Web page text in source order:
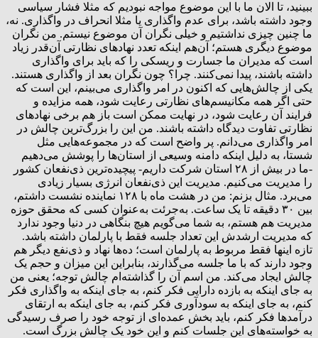
ببینید، تا الان ما با این موضوع مواجه نبودیم که مثلا فشار سیاسی
وجود داشته باشد، برای عدم واگذاری یا مثلا انحراف در واگذاری. نه،
ما چنین چیزی نداشتیم و خیلی نگران آن موضوع نیستم. من نگران
موضوع دیگری هستم؛ آن‌هم اینکه تعدد نهادهای نظارتی آن‌قدر زیاد
است که مدیران ما جسارت و ریسکی را که باید برای واگذاری
داشته باشند، پیدا نمی‌کنند. چرا؟ چون نگران بعد از واگذاری هستند.
یکی از چالش‌هایی که اکنون در امر واگذاری می‌بینم، این است که
حتی اگر همه مکانیسم‌های نظارتی رعایت شود، همه مزایده و
فرایند آن رعایت شود، در نهایت ممکن است باز هم برخی نهادهای
نظارتی تفاوت دیدگاه داشته باشند. من این را بزرگ‌ترین چالش در
امر واگذاری می‌دانم. پر واضح است که در مجموعه‌هایی مثل
شستا، به دلیل اینکه دامنه وسیعی از استان‌ها را پوشش می‌دهیم
-ما در بیش از ۲۸ استان شرکت داریم- پیچیده‌ترین ذی‌نفعان کشور
را مدیریت می‌کنیم. مدیریت این ذی‌نفعان انرژی بسیار زیادی
می‌برد. مثال بزنم: من در هشت ماه با ۱۲۸ نماینده نشست داشتم،
بین ۳۰ دقیقه تا یک ساعت. به‌جرئت به‌عنوان کسی که محقق حوزه
مدیریت هم هستم، به شما می‌گویم هیچ بنگاهی در دنیا وجود ندارد
که مدیریت ارشدش این تعداد جلسه فقط با پارلمان داشته باشد.
تازه اینها فقط مربوط به پارلمان است؛ ده‌ها نهاد و ذی‌نفع دیگر هم
وجود دارند که با ما جلسه می‌گذارند، بنابراین این میزان و حجم یک
چالش ایجاد می‌کند. من اسم آن را گذاشته‌ام چالش توجه؛ یعنی من
به جای اینکه به بازده دارایی فکر کنم، به جای اینکه به واگذاری فکر
کنم، به جای اینکه به سودآوری فکر کنم، به جای اینکه به ارتقای
درآمدها فکر کنم، باید بخش عمده‌ای از توجه خود را صرف رسیدگی
به خواسته‌های این جلسات کنم و این خود یک چالش بزرگ است.